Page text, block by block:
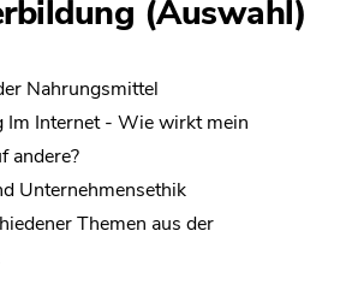
(Auswahl)
Nahrungsmittel
Im Internet - Wie wirkt mein
andere?
Unternehmensethik
Themen aus der